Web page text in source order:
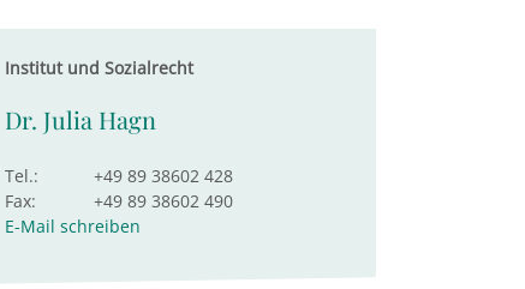
Institut und Sozialrecht
Dr. Julia Hagn
Tel.:
+49 89 38602 428
Fax:
+49 89 38602 490
E-Mail schreiben